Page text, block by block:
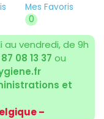
Mes Favoris
0
au vendredi, de 9h
08 13 37 ou
et
–